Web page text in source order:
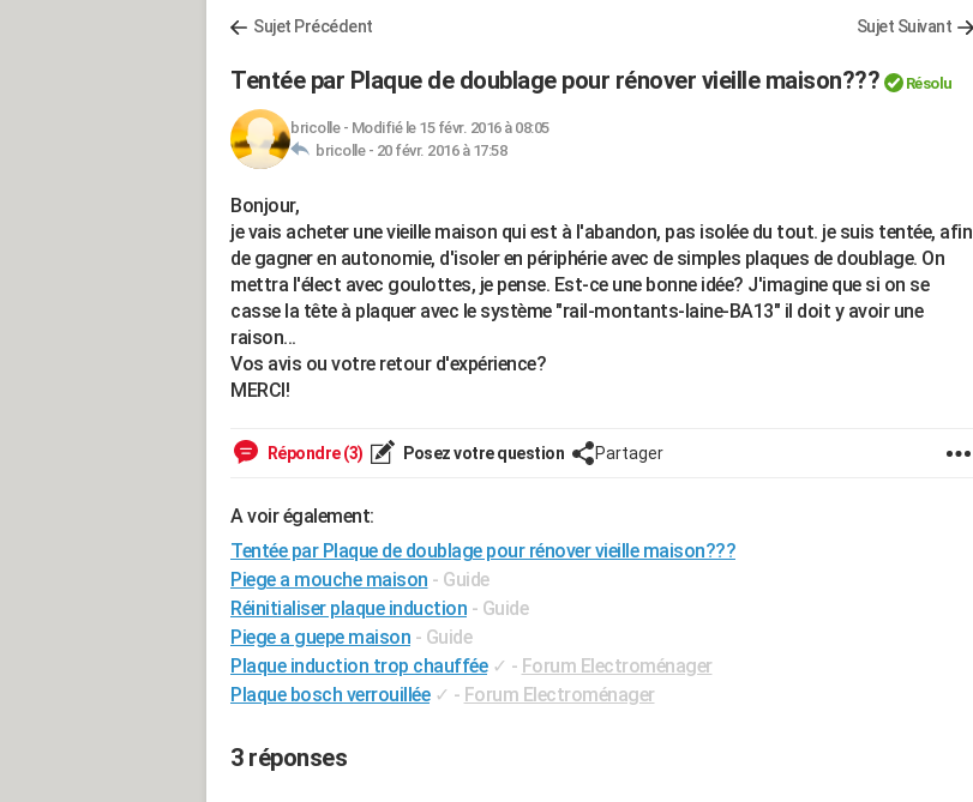
Sujet Précédent Sujet Suivant
Tentée par Plaque de doublage pour rénover vieille maison??? Résolu
bricolle- Modifié le 15 févr. 2016 à 08:05
bricolle - 20 févr. 2016 à 17:58
Bonjour,
je vais acheter une vieille maison qui est à l'abandon, pas isolée du tout. je suis tentée, afin
de gagner en autonomie, d'isoler en périphérie avec de simples plaques de doublage. On
mettra l'élect avec goulottes, je pense. Est-ce une bonne idée? J'imagine que si on se
casse la tête à plaquer avec le système "rail-montants-laine-BA13" il doit y avoir une
raison...
Vos avis ou votre retour d'expérience?
MERCI!
Répondre (3) Posez votre question Partager
A voir également:
Tentée par Plaque de doublage pour rénover vieille maison???
Piege a mouche maison - Guide
Réinitialiser plaque induction - Guide
Piege a guepe maison - Guide
Plaque induction trop chauffée ✓ - Forum Electroménager
Plaque bosch verrouillée ✓ - Forum Electroménager
3 réponses